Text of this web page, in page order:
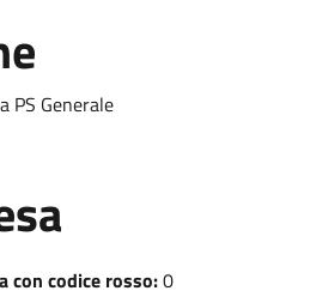
PS Generale
con codice rosso:0